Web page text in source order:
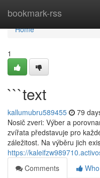
bookmark-rss
Home
Home
1
```text
kallumubru589455 79
Nosič zveri: Výber a
zvířata představuje pro
záležitost. Na výběru jich
https://
Comments